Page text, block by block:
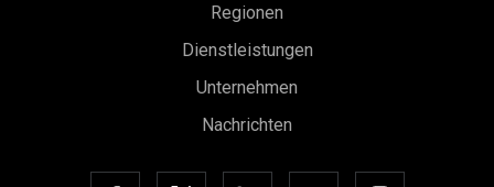
Regionen
Dienstleistungen
Unternehmen
Nachrichten